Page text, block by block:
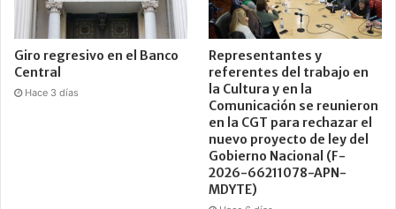
Giro regresivo en el Banco
Central
Hace 3 días
Representantes y
referentes del trabajo en
la Cultura y en la
Comunicación se reunieron
en la CGT para rechazar el
nuevo proyecto de ley del
Gobierno Nacional (F-
2026-66211078-APN-
MDYTE)